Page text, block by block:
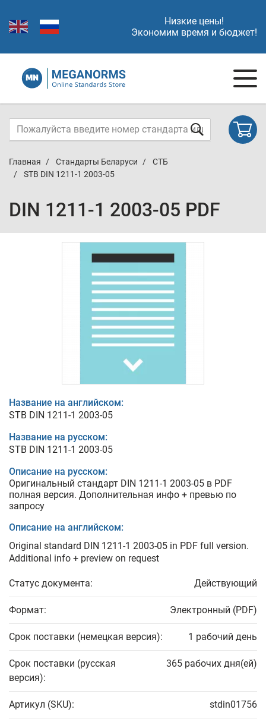
Низкие цены!
Экономим время и бюджет!
Главная Стандарты Беларуси
СТБ
STB DIN 1211-1 2003-05
DIN 1211-1 2003-05 PDF
Название на английском:
STB DIN 1211-1 2003-05
Название на русском:
STB DIN 1211-1 2003-05
Описание на русском:
Оригинальный стандарт DIN 1211-1 2003-05 в PDF
полная версия. Дополнительная инфо + превью по
запросу
Описание на английском:
Original standard DIN 1211-1 2003-05 in PDF full version.
Additional info + preview on request
Статус документа: Действующий
Формат: Электронный (PDF)
Срок поставки (немецкая версия): 1 рабочий день
Срок поставки (русская
версия):
365 рабочих дня(ей)
Артикул (SKU): stdin01756